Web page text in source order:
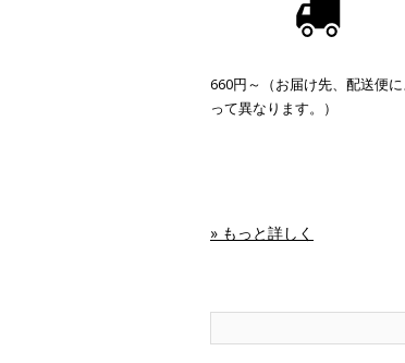
660円～（お届け先、配送便に
って異なります。）
» もっと詳しく